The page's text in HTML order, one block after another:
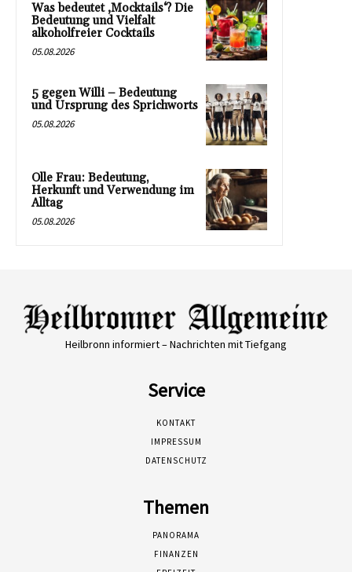
Was bedeutet ‚Mocktails‘? Die
Bedeutung und Vielfalt
alkoholfreier Cocktails
05.08.2026
5 gegen Willi – Bedeutung
und Ursprung des Sprichworts
05.08.2026
Olle Frau: Bedeutung,
Herkunft und Verwendung im
Alltag
05.08.2026
Heilbronn informiert – Nachrichten mit Tiefgang
Service
KONTAKT
IMPRESSUM
DATENSCHUTZ
Themen
PANORAMA
FINANZEN